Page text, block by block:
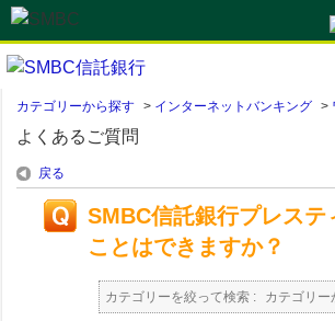
カテゴリーから探す > インターネットバンキング >
よくあるご質問
戻る
SMBC信託銀行プレス
ことはできますか？
カテゴリーを絞って検索 : カテゴリー